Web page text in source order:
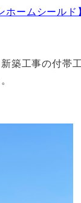
ームシールド
築工事の付帯